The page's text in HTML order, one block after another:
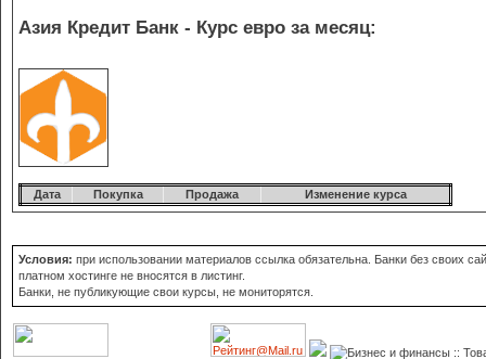
Азия Кредит Банк - Курс евро за месяц:
Дата Покупка Продажа Изменение курса
Условия: при использовании материалов ссылка обязательна. Банки без своих
платном хостинге не вносятся в листинг.
Банки, не публикующие свои курсы, не мониторятся.